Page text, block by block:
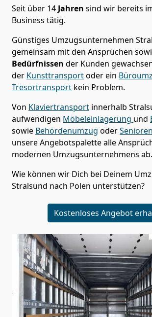
Seit über 14 Jahren sind wir bereits
Business tätig.
Günstiges Umzugsunternehmen
gemeinsam mit den Ansprüchen
Bedürfnissen der Kunden
der Kunsttransportoder ein
Tresortransport kein Problem.
Von Klaviertransport innerhalb
aufwendigen Möbeleinlagerung und
sowie Behördenumzug oder
unsere Angebotspalette alle
modernen Umzugsunternehmens ab.
Wie können wir Dich bei Deinem
Stralsund nach Polen unterstützen?
Kostenloses Angebot